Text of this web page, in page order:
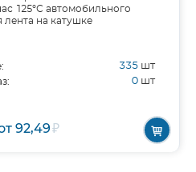
125°С автомобильного
лента на катушке
335 шт
0 шт
92,49₽